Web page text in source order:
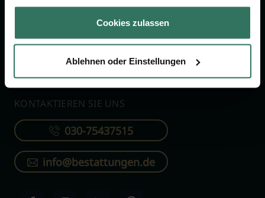
gesammelt haben.
Cookies zulassen
Ablehnen oder Einstellungen
Wissenswertes
Für Bestatter
KONTAKTIEREN SIE UNS
030-75437515
info@bestattungen.de